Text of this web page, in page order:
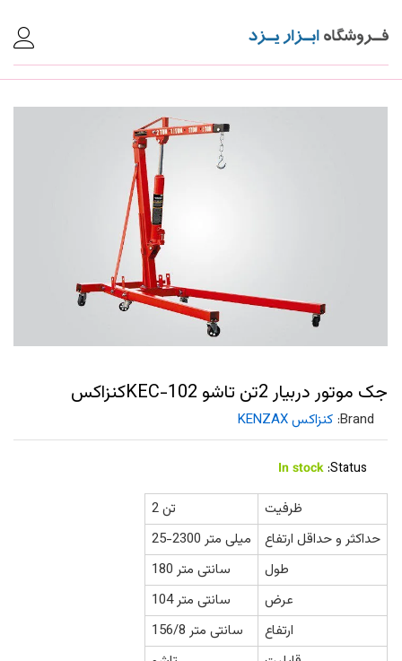
جک موتور دربیار 2تن تاشو KEC-102کنزاکس
Brand: کنزاکس KENZAX
Status:
In stock
2 تن
ظرفیت
25-2300 میلی متر
حداکثر و حداقل ارتفاع
180 سانتی متر
طول
104 سانتی متر
عرض
156/8 سانتی متر
ارتفاع